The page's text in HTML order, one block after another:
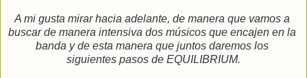
A mi gusta mirar hacia adelante, de manera que vamos a
buscar de manera intensiva dos músicos que encajen en la
banda y de esta manera que juntos daremos los
siguientes pasos de EQUILIBRIUM.